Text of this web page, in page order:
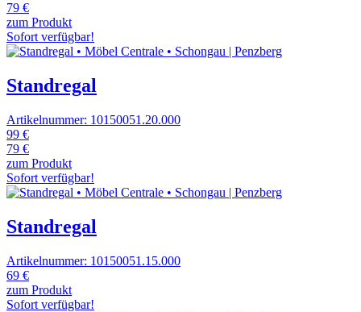
79 €
zum Produkt
Sofort verfügbar!
Standregal
Artikelnummer: 10150051.20.000
99 €
79 €
zum Produkt
Sofort verfügbar!
Standregal
Artikelnummer: 10150051.15.000
69 €
zum Produkt
Sofort verfügbar!